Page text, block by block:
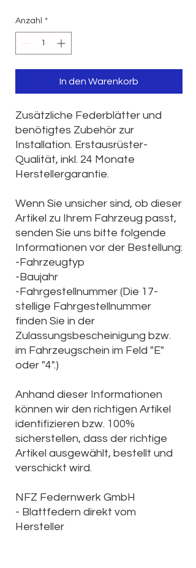
Anzahl *
In den Warenkorb
Zusätzliche Federblätter und
benötigtes Zubehör zur
Installation. Erstausrüster-
Qualität, inkl. 24 Monate
Herstellergarantie.
Wenn Sie unsicher sind, ob dieser
Artikel zu Ihrem Fahrzeug passt,
senden Sie uns bitte folgende
Informationen vor der Bestellung:
-Fahrzeugtyp
-Baujahr
-Fahrgestellnummer (Die 17-
stellige Fahrgestellnummer
finden Sie in der
Zulassungsbescheinigung bzw.
im Fahrzeugschein im Feld "E"
oder "4".)
Anhand dieser Informationen
können wir den richtigen Artikel
identifizieren bzw. 100%
sicherstellen, dass der richtige
Artikel ausgewählt, bestellt und
verschickt wird.
NFZ Federnwerk GmbH
- Blattfedern direkt vom
Hersteller